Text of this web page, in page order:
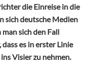
die Einreise in die
sich deutsche Medien
sich den Fall
es in erster Linie
Visier zu nehmen.